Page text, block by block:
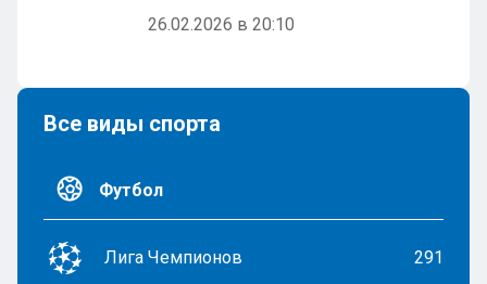
26.02.2026 в 20:10
Все виды спорта
Футбол
Лига Чемпионов 291